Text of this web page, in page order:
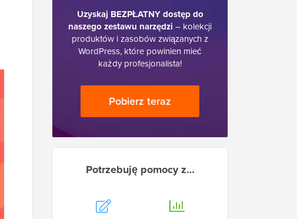
Uzyskaj BEZPŁATNY dostęp do
naszego zestawu narzędzi – kolekcji
produktów i zasobów związanych z
WordPress, które powinien mieć
każdy profesjonalista!
Pobierz teraz
Potrzebuję pomocy z…